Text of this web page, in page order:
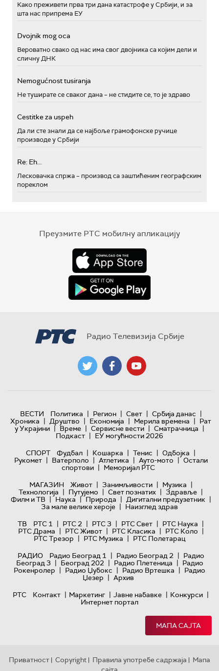
Како преживети прва три дана катастрофе у Србији, и за
шта нас припрема ЕУ
Dvojnik mog oca
Вероватно свако од нас има свог двојника са којим дели и
сличну ДНК
Nemogućnost tusiranja
Не туширате се сваког дана – не стидите се, то је здраво
Cestitke za uspeh
Да ли сте знали да се најбоље грамофонске ручице
производе у Србији
Re: Eh...
Лесковачка спржа – производ са заштићеним географским
пореклом
Преузмите РТС мобилну апликацију
Радио Телевизија Србије
ВЕСТИ Политика | Регион | Свет | Србија данас |
Хроника | Друштво | Економија | Мерила времена | Рат
у Украјини | Време | Сервисне вести | Сматрачница |
Подкаст | ЕУ могућности 2026
СПОРТ
Фудбал | Кошарка | Тенис | Одбојка |
Рукомет | Ватерполо | Атлетика | Ауто-мото | Остали
спортови | Меморијал РТС
МАГАЗИН
Живот | Занимљивости | Музика |
Технологијa | Путујемо | Свет познатих | Здравље |
Филм и ТВ | Наука | Природа | Дигитални предузетник |
За мале велике хероје | Наизглед здрав
ТВ
РТС 1 | РТС 2 | РТС 3 | РТС Свет | РТС Наука |
РТС Драма | РТС Живот | РТС Класика | РТС Коло |
РТС Трезор | РТС Музика | РТС Полетарац
РАДИО
Радио Београд 1 | Радио Београд 2 | Радио
Београд 3 | Београд 202 | Радио Плетеница | Радио
Рокенролер | Радио Џубокс | Радио Вртешка | Радио
Џезер | Архив
РТС
Контакт | Маркетинг | Јавне набавке | Конкурси |
Интернет портал
МАПА САЈТА
Приватност | Copyright | Правила употребе садржаја | Мапа